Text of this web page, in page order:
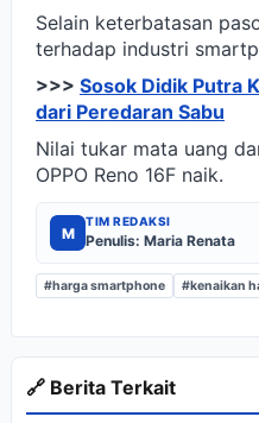
Selain keterbatasan
terhadap industri
>>> Sosok Didik Putra
dari Peredaran Sabu
Nilai tukar mata uang
OPPO Reno 16F naik.
M
TIM REDAKSI
Penulis: Maria Renata
#harga smartphone #kenaikan
🔗 Berita Terkait